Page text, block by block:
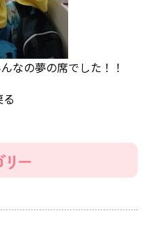
なの夢の席でした！！